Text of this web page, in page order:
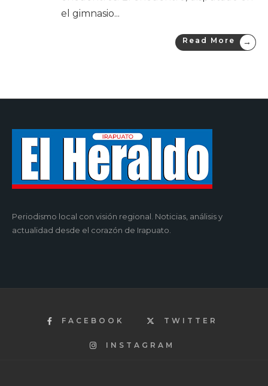
el gimnasio...
Read More →
Periodismo local con visión regional. Noticias, análisis y
actualidad desde el corazón de Irapuato.
FACEBOOK TWITTER
INSTAGRAM